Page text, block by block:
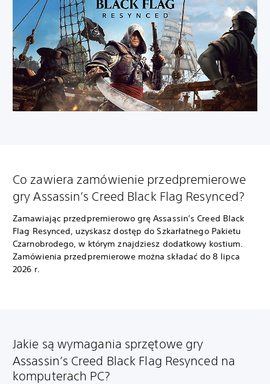
Co zawiera zamówienie przedpremierowe
gry Assassin’s Creed Black Flag Resynced?
Zamawiając przedpremierowo grę Assassin’s Creed Black
Flag Resynced, uzyskasz dostęp do Szkarłatnego Pakietu
Czarnobrodego, w którym znajdziesz dodatkowy kostium.
Zamówienia przedpremierowe można składać do 8 lipca
2026 r.
Jakie są wymagania sprzętowe gry
Assassin’s Creed Black Flag Resynced na
komputerach PC?